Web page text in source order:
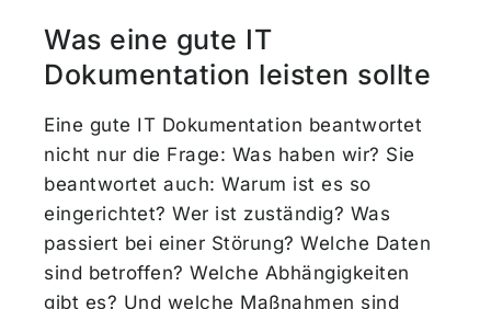
Was eine gute IT
Dokumentation leisten sollte
Eine gute IT Dokumentation beantwortet
nicht nur die Frage: Was haben wir? Sie
beantwortet auch: Warum ist es so
eingerichtet? Wer ist zuständig? Was
passiert bei einer Störung? Welche Daten
sind betroffen? Welche Abhängigkeiten
gibt es? Und welche Maßnahmen sind